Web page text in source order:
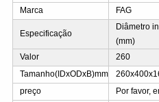
Marca
FAG
Especificação
Diâmetro
(mm)
Valor 260
Tamanho(IDxODxB)mm
preço
Por favor,